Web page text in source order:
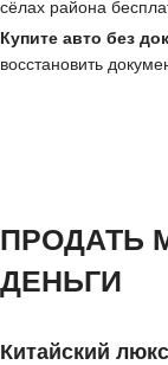
сёлах района
Купите авто без
восстановить
ПРОДАТЬ
ДЕНЬГИ
Китайский